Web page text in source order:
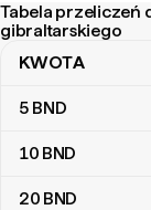
Tabela przeliczeń
gibraltarskiego
Tabela przeliczeń
KWOTA
5 BND
10 BND
20 BND